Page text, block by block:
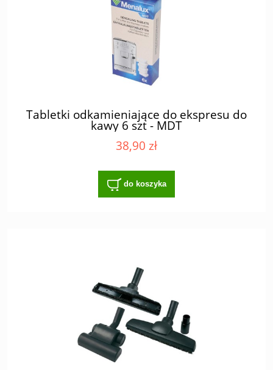
Tabletki odkamieniające do ekspresu do
kawy 6 szt - MDT
38,90 zł
do koszyka